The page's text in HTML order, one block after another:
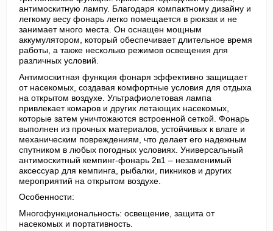
антимоскитную лампу. Благодаря компактному дизайну и
легкому весу фонарь легко помещается в рюкзак и не
занимает много места. Он оснащен мощным
аккумулятором, который обеспечивает длительное время
работы, а также несколько режимов освещения для
различных условий.
Антимоскитная функция фонаря эффективно защищает
от насекомых, создавая комфортные условия для отдыха
на открытом воздухе. Ультрафиолетовая лампа
привлекает комаров и других летающих насекомых,
которые затем уничтожаются встроенной сеткой. Фонарь
выполнен из прочных материалов, устойчивых к влаге и
механическим повреждениям, что делает его надежным
спутником в любых погодных условиях. Универсальный
антимоскитный кемпинг-фонарь 2в1 – незаменимый
аксессуар для кемпинга, рыбалки, пикников и других
мероприятий на открытом воздухе.
Особенности:
Многофункциональность: освещение, защита от
насекомых и портативность.